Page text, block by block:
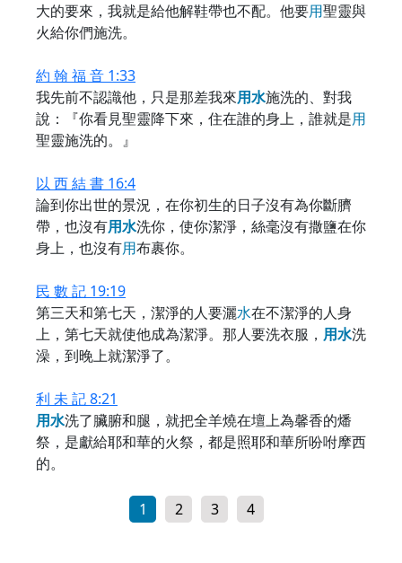
大的要來，我就是給他解鞋帶也不配。他要用聖靈與
火給你們施洗。
約 翰 福 音 1:33
我先前不認識他，只是那差我來用水施洗的、對我
說：『你看見聖靈降下來，住在誰的身上，誰就是用
聖靈施洗的。』
以 西 結 書 16:4
論到你出世的景況，在你初生的日子沒有為你斷臍
帶，也沒有用水洗你，使你潔淨，絲毫沒有撒鹽在你
身上，也沒有用布裹你。
民 數 記 19:19
第三天和第七天，潔淨的人要灑水在不潔淨的人身
上，第七天就使他成為潔淨。那人要洗衣服， 用水洗
澡，到晚上就潔淨了。
利 未 記 8:21
用水洗了臟腑和腿，就把全羊燒在壇上為馨香的燔
祭，是獻給耶和華的火祭，都是照耶和華所吩咐摩西
的。
1 2 3 4